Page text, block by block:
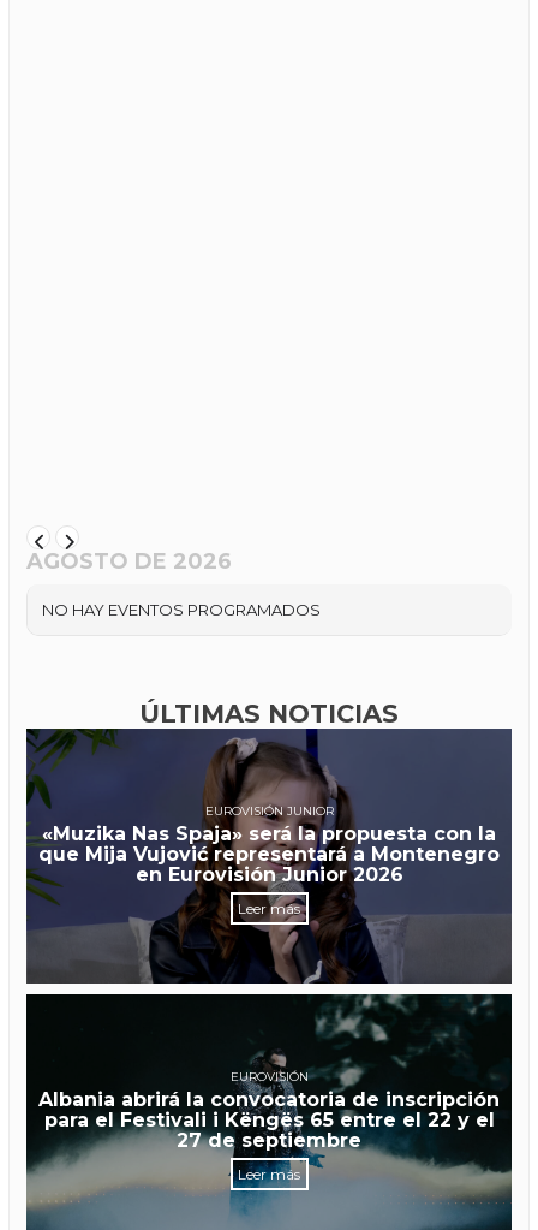
AGOSTO DE 2026
NO HAY EVENTOS PROGRAMADOS
ÚLTIMAS NOTICIAS
EUROVISIÓN JUNIOR
«Muzika Nas Spaja» será la propuesta con la
que Mija Vujović representará a Montenegro
en Eurovisión Junior 2026
Leer más
EUROVISIÓN
Albania abrirá la convocatoria de inscripción
para el Festivali i Këngës 65 entre el 22 y el
27 de septiembre
Leer más